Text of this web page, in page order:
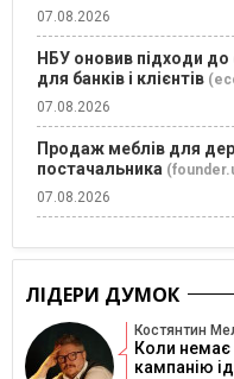
07.08.2026
НБУ оновив підходи до
для банків і клієнтів
07.08.2026
Продаж меблів для
постачальника
07.08.2026
ЛІДЕРИ ДУМОК
Костянтин
Коли немає
кампанію